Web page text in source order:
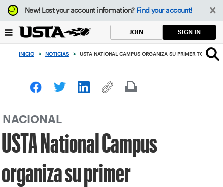
Enfoque
desde
botón
volver
principio
New!Lost your account information? Find your account!
JOIN SIGN IN
INICIO > NOTICIAS > USTA NATIONAL CAMPUS ORGANIZA SU PRIMER TORNEO
NACIONAL
USTA National Campus
organiza su primer